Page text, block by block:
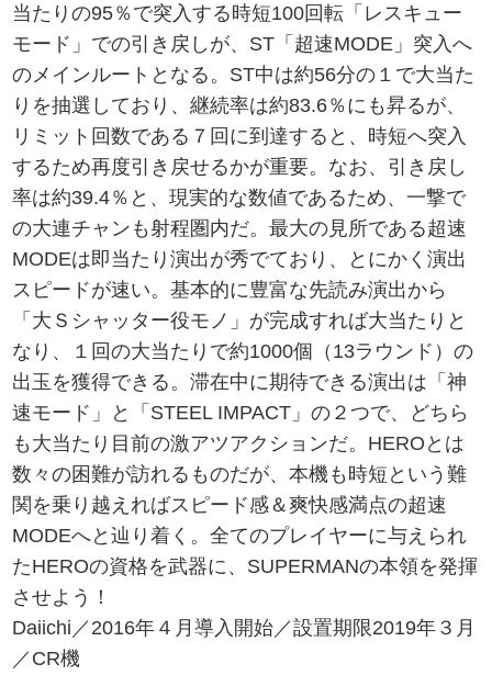
当たりの95％で突入する時短100回転「レスキュー
モード」での引き戻しが、ST「超速MODE」突入へ
のメインルートとなる。ST中は約56分の１で大当た
りを抽選しており、継続率は約83.6％にも昇るが、
リミット回数である７回に到達すると、時短へ突入
するため再度引き戻せるかが重要。なお、引き戻し
率は約39.4％と、現実的な数値であるため、一撃で
の大連チャンも射程圏内だ。最大の見所である超速
MODEは即当たり演出が秀でており、とにかく演出
スピードが速い。基本的に豊富な先読み演出から
「大Ｓシャッター役モノ」が完成すれば大当たりと
なり、１回の大当たりで約1000個（13ラウンド）の
出玉を獲得できる。滞在中に期待できる演出は「神
速モード」と「STEEL IMPACT」の２つで、どちら
も大当たり目前の激アツアクションだ。HEROとは
数々の困難が訪れるものだが、本機も時短という難
関を乗り越えればスピード感＆爽快感満点の超速
MODEへと辿り着く。全てのプレイヤーに与えられ
たHEROの資格を武器に、SUPERMANの本領を発揮
させよう！
Daiichi／2016年４月導入開始／設置期限2019年３月
／CR機